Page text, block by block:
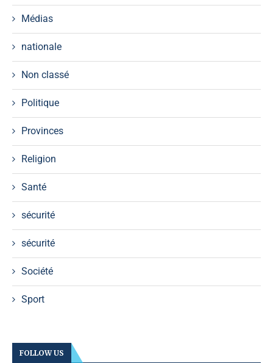
Médias
nationale
Non classé
Politique
Provinces
Religion
Santé
sécurité
sécurité
Société
Sport
FOLLOW US